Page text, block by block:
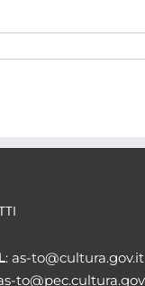
: as-to@cultura.gov.it